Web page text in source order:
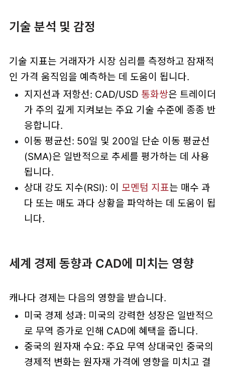
기술 분석 및 감정
기술 지표는 거래자가 시장 심리를 측정하고 잠재적
인 가격 움직임을 예측하는 데 도움이 됩니다.
지지선과 저항선: CAD/USD 통화쌍은 트레이더
가 주의 깊게 지켜보는 주요 기술 수준에 종종 반
응합니다.
이동 평균선: 50일 및 200일 단순 이동 평균선
(SMA)은 일반적으로 추세를 평가하는 데 사용
됩니다.
상대 강도 지수(RSI): 이 모멘텀 지표는 매수 과
다 또는 매도 과다 상황을 파악하는 데 도움이 됩
니다.
세계 경제 동향과 CAD에 미치는 영향
캐나다 경제는 다음의 영향을 받습니다.
미국 경제 성과: 미국의 강력한 성장은 일반적으
로 무역 증가로 인해 CAD에 혜택을 줍니다.
중국의 원자재 수요: 주요 무역 상대국인 중국의
경제적 변화는 원자재 가격에 영향을 미치고 결